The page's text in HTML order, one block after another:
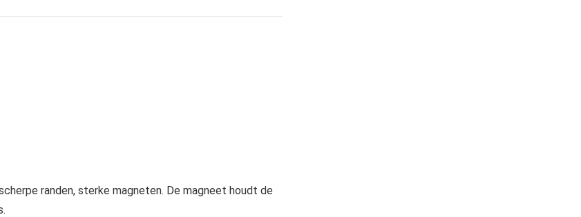
randen, sterke magneten. De magneet houdt de